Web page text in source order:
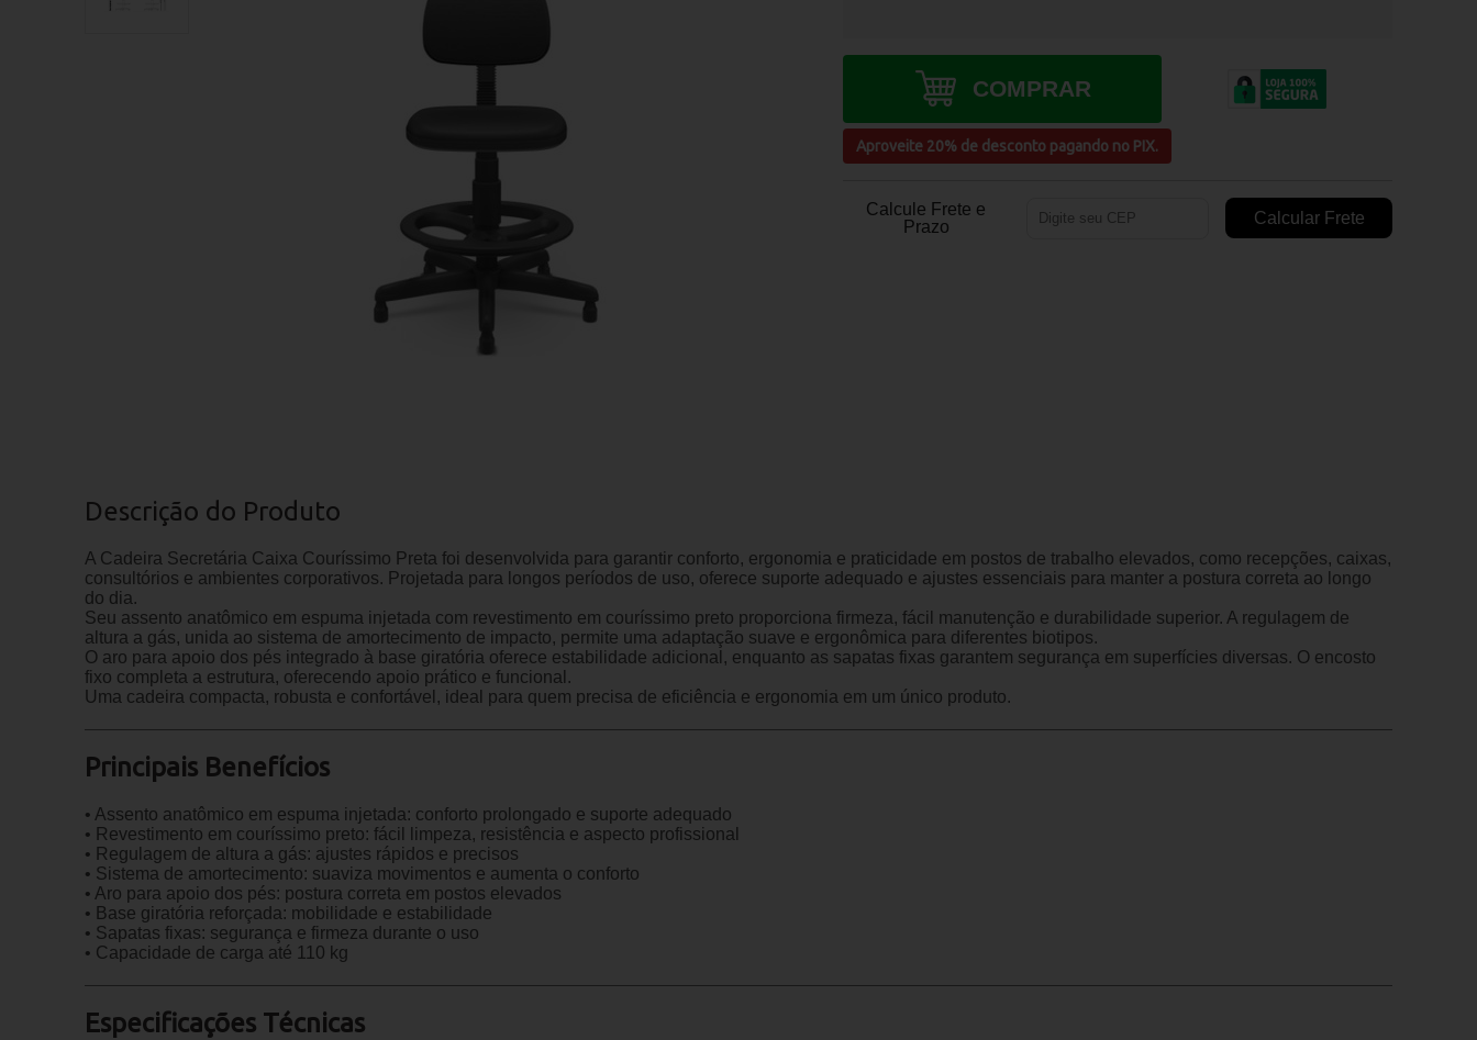
COMPRAR
Aproveite 20% de desconto pagando no PIX.
Calcule Frete e
Prazo
Descrição do Produto
A Cadeira Secretária Caixa Couríssimo Preta foi desenvolvida para garantir conforto, ergonomia e praticidade em postos de trabalho elevados, como recepções, caixas,
consultórios e ambientes corporativos. Projetada para longos períodos de uso, oferece suporte adequado e ajustes essenciais para manter a postura correta ao longo
do dia.
Seu assento anatômico em espuma injetada com revestimento em couríssimo preto proporciona firmeza, fácil manutenção e durabilidade superior. A regulagem de
altura a gás, unida ao sistema de amortecimento de impacto, permite uma adaptação suave e ergonômica para diferentes biotipos.
O aro para apoio dos pés integrado à base giratória oferece estabilidade adicional, enquanto as sapatas fixas garantem segurança em superfícies diversas. O encosto
fixo completa a estrutura, oferecendo apoio prático e funcional.
Uma cadeira compacta, robusta e confortável, ideal para quem precisa de eficiência e ergonomia em um único produto.
Principais Benefícios
• Assento anatômico em espuma injetada: conforto prolongado e suporte adequado
• Revestimento em couríssimo preto: fácil limpeza, resistência e aspecto profissional
• Regulagem de altura a gás: ajustes rápidos e precisos
• Sistema de amortecimento: suaviza movimentos e aumenta o conforto
• Aro para apoio dos pés: postura correta em postos elevados
• Base giratória reforçada: mobilidade e estabilidade
• Sapatas fixas: segurança e firmeza durante o uso
• Capacidade de carga até 110 kg
Especificações Técnicas